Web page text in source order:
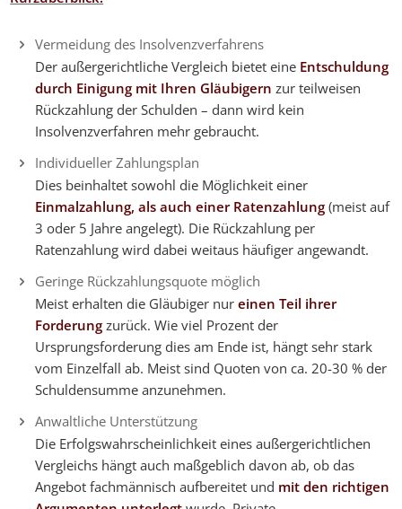
Vermeidung des Insolvenzverfahrens
Der außergerichtliche Vergleich bietet eine Entschuldung
durch Einigung mit Ihren Gläubigern zur teilweisen
Rückzahlung der Schulden – dann wird kein
Insolvenzverfahren mehr gebraucht.
Individueller Zahlungsplan
Dies beinhaltet sowohl die Möglichkeit einer
Einmalzahlung, als auch einer Ratenzahlung(meist auf
3 oder 5 Jahre angelegt). Die Rückzahlung per
Ratenzahlung wird dabei weitaus häufiger angewandt.
Geringe Rückzahlungsquote möglich
Meist erhalten die Gläubiger nur einen Teil ihrer
Forderungzurück. Wie viel Prozent der
Ursprungsforderung dies am Ende ist, hängt sehr stark
vom Einzelfall ab. Meist sind Quoten von ca. 20-30 % der
Schuldensumme anzunehmen.
Anwaltliche Unterstützung
Die Erfolgswahrscheinlichkeit eines außergerichtlichen
Vergleichs hängt auch maßgeblich davon ab, ob das
Angebot fachmännisch aufbereitet und mit den richtigen